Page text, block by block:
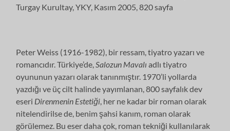
Turgay Kurultay, YKY, Kasım 2005, 820 sayfa
Peter Weiss (1916-1982), bir ressam, tiyatro yazarı ve
romancıdır. Türkiye’de, Salozun Mavalıadlı tiyatro
oyununun yazarı olarak tanınmıştır. 1970’li yollarda
yazdığı ve üç cilt halinde yayımlanan, 800 sayfalık dev
eseri Direnmenin Estetiği , her ne kadar bir roman olarak
nitelendirilse de, benim şahsi kanım, roman olarak
görülemez. Bu eser daha çok, roman tekniği kullanılarak